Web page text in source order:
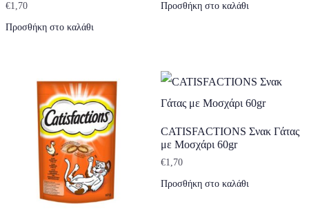
€1,70
Προσθήκη στο καλάθι
Προσθήκη στο καλάθι
CATISFACTIONS Σνακ Γάτας
με Μοσχάρι 60gr
€1,70
Προσθήκη στο καλάθι